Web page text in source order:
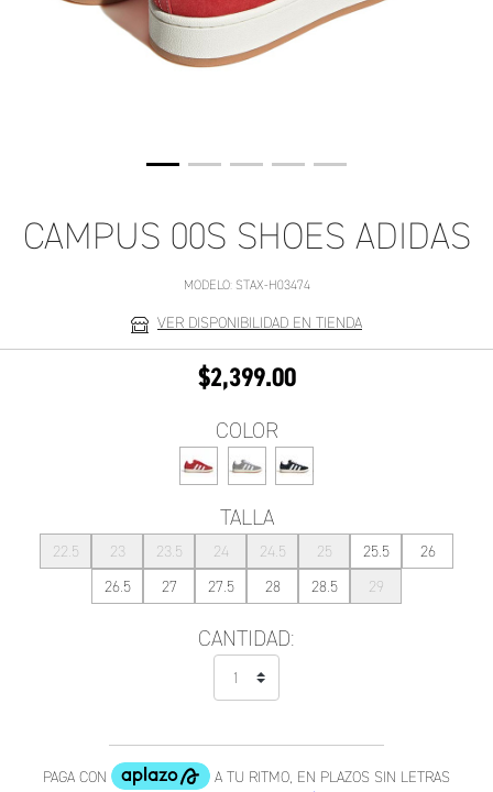
CAMPUS 00S SHOES ADIDAS
MODELO: STAX-H03474
VER DISPONIBILIDAD EN TIENDA
$2,399.00
COLOR
TALLA
22.5 23 23.5 24 24.5 25 25.5
26
26.5
27 27.5 28 28.5 29
CANTIDAD: